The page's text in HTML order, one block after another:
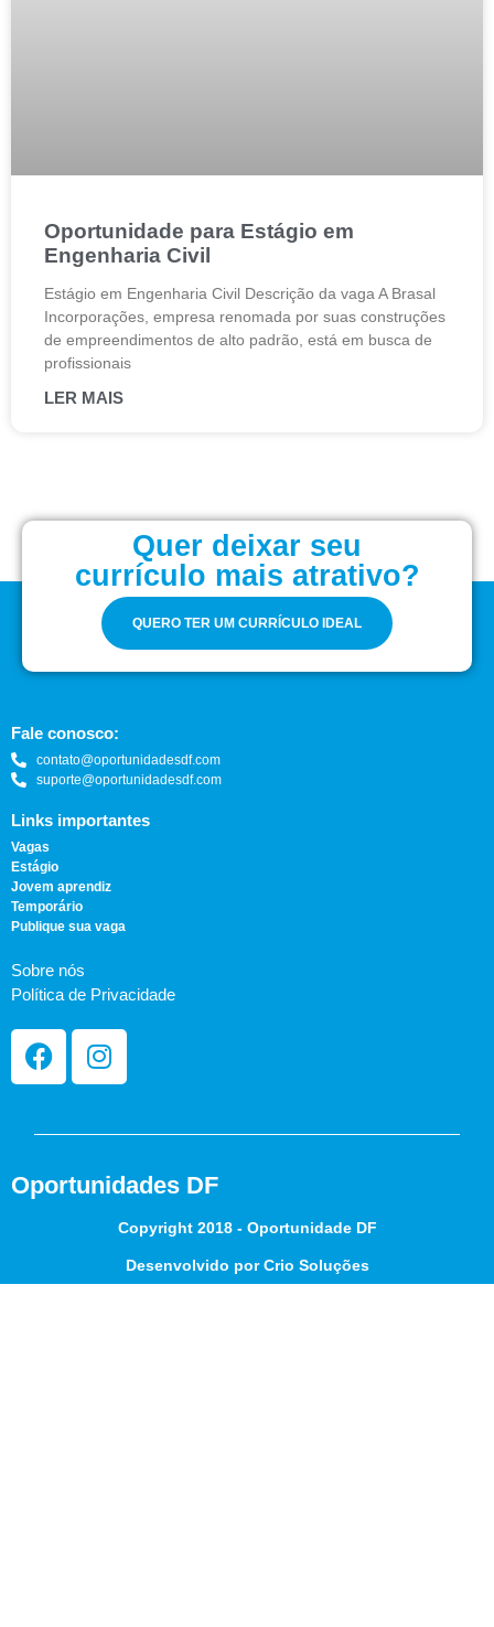
Oportunidade para Estágio em
Engenharia Civil
Estágio em Engenharia Civil Descrição da vaga A Brasal
Incorporações, empresa renomada por suas construções
de empreendimentos de alto padrão, está em busca de
profissionais
LER MAIS
Quer deixar seu
currículo mais atrativo?
QUERO TER UM CURRÍCULO IDEAL
Fale conosco:
contato@oportunidadesdf.com
suporte@oportunidadesdf.com
Links importantes
Vagas
Estágio
Jovem aprendiz
Temporário
Publique sua vaga
Sobre nós
Política de Privacidade
Oportunidades DF
Copyright 2018 - Oportunidade DF
Desenvolvido por Crio Soluções